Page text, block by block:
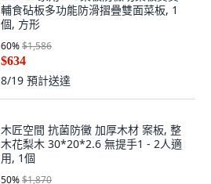
輔食砧板多功能防滑摺疊雙面菜板, 1
個, 方形
60%$1,586
$634
8/19 預計送達
木匠空間 抗菌防黴 加厚木材 案板, 整
木花梨木 30*20*2.6 無提手1 - 2人適
用, 1個
50%$1,870